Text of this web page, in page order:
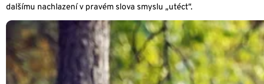
dalšímu nachlazení v pravém slova smyslu „utéct“.